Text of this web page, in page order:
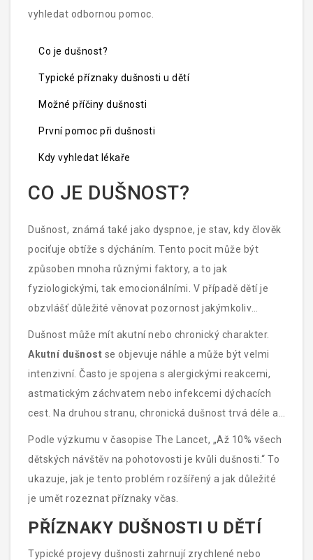
vyhledat odbornou pomoc.
Co je dušnost?
Typické příznaky dušnosti u dětí
Možné příčiny dušnosti
První pomoc při dušnosti
Kdy vyhledat lékaře
CO JE DUŠNOST?
Dušnost, známá také jako dyspnoe, je stav, kdy člověk
pociťuje obtíže s dýcháním. Tento pocit může být
způsoben mnoha různými faktory, a to jak
fyziologickými, tak emocionálními. V případě dětí je
obzvlášť důležité věnovat pozornost jakýmkoliv
změnám v jejich dýchání, protože jejich těla jsou křehčí
a méně schopná vyrovnat se s nedostatkem kyslíku.
Dušnost může mít akutní nebo chronický charakter.
Akutní dušnost se objevuje náhle a může být velmi
intenzivní. Často je spojena s alergickými reakcemi,
astmatickým záchvatem nebo infekcemi dýchacích
cest. Na druhou stranu, chronická dušnost trvá déle a
bývá méně intenzivní, ale může být symptomem
závažnějších onemocnění jako je astma nebo srdeční
choroby.
Podle výzkumu v časopise The Lancet, „Až 10% všech
dětských návštěv na pohotovosti je kvůli dušnosti.“ To
ukazuje, jak je tento problém rozšířený a jak důležité
je umět rozeznat příznaky včas.
PŘÍZNAKY DUŠNOSTI U DĚTÍ
Typické projevy dušnosti zahrnují zrychlené nebo